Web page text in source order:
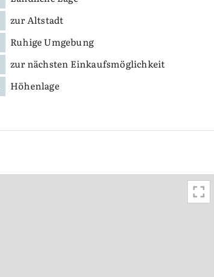
zur Altstadt
Ruhige Umgebung
zur nächsten Einkaufsmöglichkeit
Höhenlage